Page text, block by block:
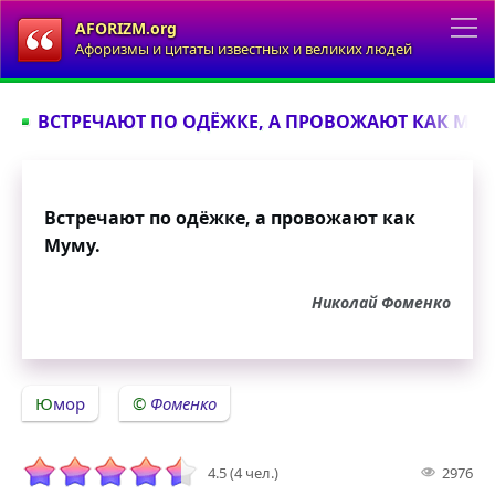
AFORIZM.org
Афоризмы и цитаты известных и великих людей
ВСТРЕЧАЮТ ПО ОДЁЖКЕ, А ПРОВОЖАЮТ КАК
Встречают по одёжке, а провожают как
Муму.
Николай Фоменко
Юмор Фоменко
4.5 (4 чел.) 2976